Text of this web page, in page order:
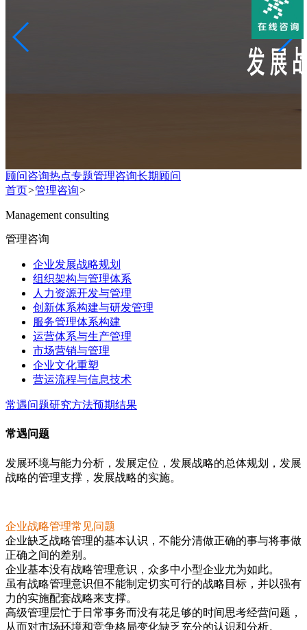
顾问咨询热点专题管理咨询长期顾问
首页>管理咨询>
Management consulting
管理咨询
企业发展战略规划
组织架构与管理体系
人力资源开发与管理
创新体系构建与研发管理
服务管理体系构建
运营体系与生产管理
市场营销与管理
企业文化重塑
营运流程与信息技术
常遇问题研究方法预期结果
常遇问题
发展环境与能力分析，发展定位，发展战略的总体规划，发展
战略的管理支撑，发展战略的实施。
企业战略管理常见问题
企业缺乏战略管理的基本认识，不能分清做正确的事与将事做
正确之间的差别。
企业基本没有战略管理意识，众多中小型企业尤为如此。
虽有战略管理意识但不能制定切实可行的战略目标，并以强有
力的实施配套战略来支撑。
高级管理层忙于日常事务而没有花足够的时间思考经营问题，
从而对市场环境和竞争格局变化缺乏充分的认识和分析。